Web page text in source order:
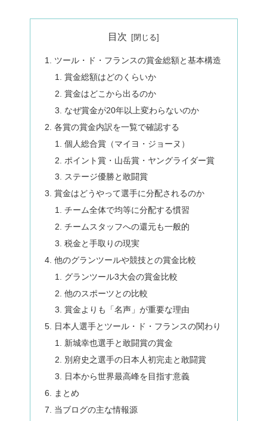
目次
ツール・ド・フランスの賞金総額と基本構造
賞金総額はどのくらいか
賞金はどこから出るのか
なぜ賞金が20年以上変わらないのか
各賞の賞金内訳を一覧で確認する
個人総合賞（マイヨ・ジョーヌ）
ポイント賞・山岳賞・ヤングライダー賞
ステージ優勝と敢闘賞
賞金はどうやって選手に分配されるのか
チーム全体で均等に分配する慣習
チームスタッフへの還元も一般的
税金と手取りの現実
他のグランツールや競技との賞金比較
グランツール3大会の賞金比較
他のスポーツとの比較
賞金よりも「名声」が重要な理由
日本人選手とツール・ド・フランスの関わり
新城幸也選手と敢闘賞の賞金
別府史之選手の日本人初完走と敢闘賞
日本から世界最高峰を目指す意義
まとめ
当ブログの主な情報源